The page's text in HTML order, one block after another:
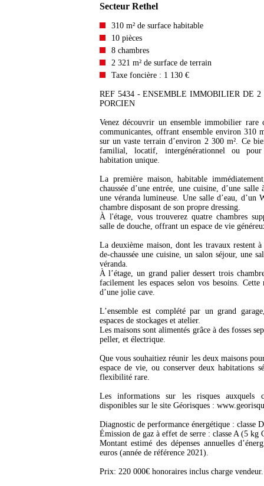
Secteur Rethel
310 m² de surface habitable
10 pièces
8 chambres
2 321 m² de surface de terrain
Taxe foncière : 1 130 €
REF 5434 - ENSEMBLE IMMOBILIER DE
PORCIEN
Venez découvrir un ensemble immobilier rare
communicantes, offrant ensemble environ 310
sur un vaste terrain d’environ 2 300 m². Ce
familial, locatif, intergénérationnel ou
habitation unique.
La première maison, habitable
chaussée d’une entrée, une cuisine, d’une salle
une véranda lumineuse. Une salle d’eau, d’un
chambre disposant de son propre dressing.
À l'étage, vous trouverez quatre chambres
salle de douche, offrant un espace de vie
La deuxième maison, dont les travaux restent
de-chaussée une cuisine, un salon séjour, une
véranda.
À l’étage, un grand palier dessert trois
facilement les espaces selon vos besoins. Cette
d’une jolie cave.
L’ensemble est complété par un grand
espaces de stockages et atelier.
Les maisons sont alimentés grâce à des fosses
peller, et électrique.
Que vous souhaitiez réunir les deux maisons
espace de vie, ou conserver deux habitations
flexibilité rare.
Les informations sur les risques auxquels
disponibles sur le site Géorisques :
Diagnostic de performance énergétique : classe
Émission de gaz à effet de serre : classe A (5 kg
Montant estimé des dépenses annuelles
euros (année de référence 2021).
Prix: 220 000€ honoraires inclus charge vendeur.